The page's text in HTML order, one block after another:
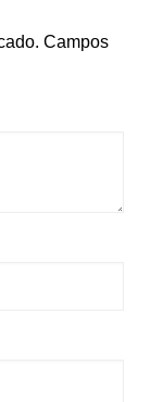
Campos